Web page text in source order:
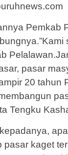
Pemkab
pasar
20 tahun
Tengku
pasar kaget